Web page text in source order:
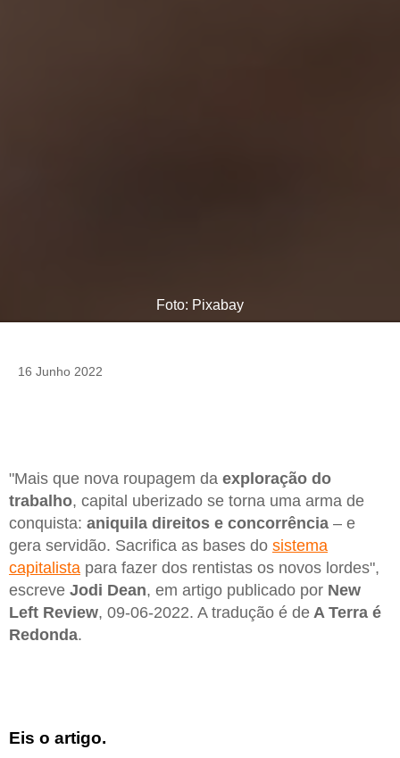
Foto: Pixabay
16 Junho 2022
"Mais que nova roupagem da exploração do
trabalho, capital uberizado se torna uma arma de
conquista: aniquila direitos e concorrência – e
gera servidão. Sacrifica as bases do sistema
capitalista para fazer dos rentistas os novos lordes",
escreve Jodi Dean, em artigo publicado por New
Left Review, 09-06-2022. A tradução é de A Terra é
Redonda.
Eis o artigo.